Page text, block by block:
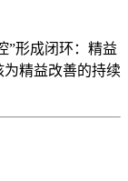
”形成闭环：精益
精益改善的持续